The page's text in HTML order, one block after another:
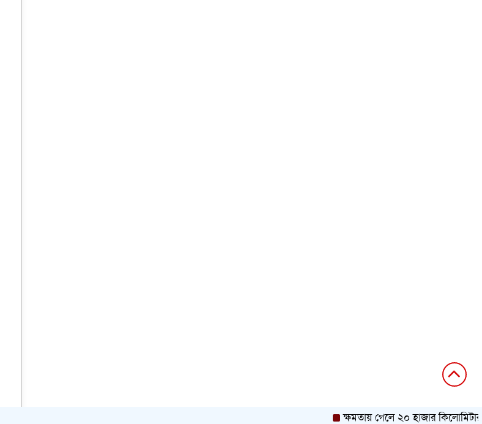
ক্ষমতায় গেলে ২০ হাজার কিলোমিটার খাল